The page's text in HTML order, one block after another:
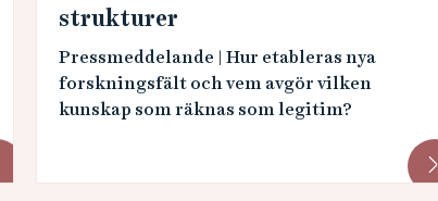
strukturer
Pressmeddelande | Hur etableras nya
forskningsfält och vem avgör vilken
kunskap som räknas som legitim?